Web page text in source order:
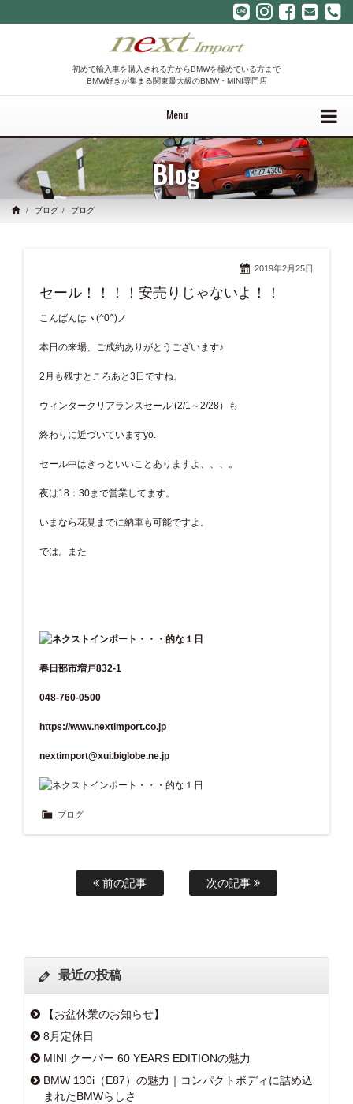
初めて輸入車を購入される方からBMWを極めている方まで
BMW好きが集まる関東最大級のBMW・MINI専門店
Menu
Blog
ブログ ブログ
2019年2月25日
セール！！！！安売りじゃないよ！！
こんばんはヽ(^0^)ノ
本日の来場、ご成約ありがとうございます♪
2月も残すところあと3日ですね。
ウィンタークリアランスセール‘(2/1～2/28）も
終わりに近づいていますyo.
セール中はきっといいことありますよ、、、。
夜は18：30まで営業してます。
いまなら花見までに納車も可能ですよ。
では。また
春日部市増戸832-1
048-760-0500
https://www.nextimport.co.jp
nextimport@xui.biglobe.ne.jp
ブログ
前の記事 次の記事
最近の投稿
【お盆休業のお知らせ】
8月定休日
MINI クーパー 60 YEARS EDITIONの魅力
BMW 130i（E87）の魅力｜コンパクトボディに詰め込
まれたBMWらしさ